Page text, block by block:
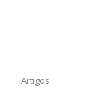
Artigos